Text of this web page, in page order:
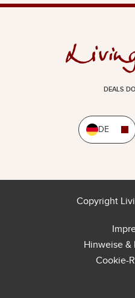
DEALS
DE
Copyright
Hinweise &
Cookie-